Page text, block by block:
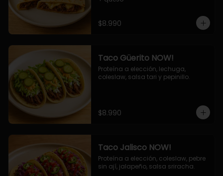
$8.990
Taco Güerito NOW!
Proteína a elección, lechuga,
coleslaw, salsa tari y pepinillo.
$8.990
Taco Jalisco NOW!
Proteína a elección, coleslaw, pebre
sin ají, jalapeño, salsa sriracha.